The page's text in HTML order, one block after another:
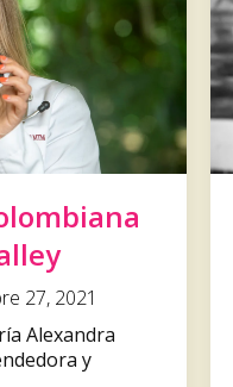
27, 2021
Alexandra
y